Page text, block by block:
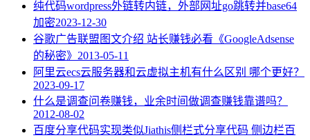
纯代码wordpress外链转内链，外部网址go跳转并base64
加密2023-12-30
谷歌广告联盟图文介绍 站长赚钱必看《GoogleAdsense
的秘密》 2013-05-11
阿里云ecs云服务器和云虚拟主机有什么区别 哪个更好？
2023-09-17
什么是调查问卷赚钱，业余时间做调查赚钱靠谱吗？
2012-08-02
百度分享代码实现类似Jiathis侧栏式分享代码 侧边栏百